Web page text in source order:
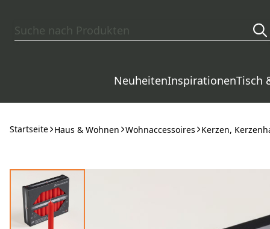
NeuheitenInspirationenTisch
Startseite Haus & Wohnen Wohnaccessoires Kerzen,